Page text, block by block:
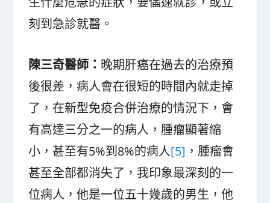
刻到急診就醫。
陳三奇醫師： 晚期肝癌在過去的治療預
後很差，病人會在很短的時間內就走掉
了，在新型免疫合併治療的情況下，會
有高達三分之一的病人，腫瘤顯著縮
小，甚至有5%到8%的病人[5] ，腫瘤會
甚至全部都消失了，我印象最深刻的一
位病人，他是一位五十幾歲的男生，他